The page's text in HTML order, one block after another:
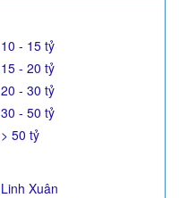
10 - 15 tỷ
15 - 20 tỷ
20 - 30 tỷ
30 - 50 tỷ
> 50 tỷ
Linh Xuân